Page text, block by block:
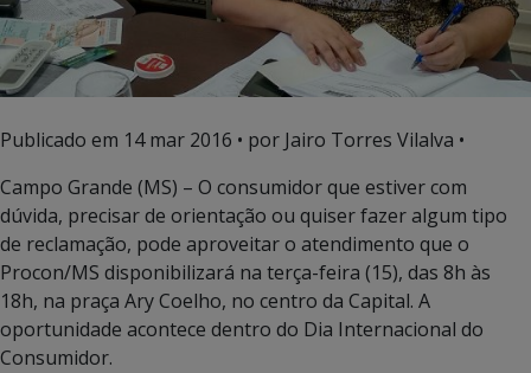
Publicado em 14 mar 2016 • por Jairo Torres Vilalva •
Campo Grande (MS) – O consumidor que estiver com
dúvida, precisar de orientação ou quiser fazer algum tipo
de reclamação, pode aproveitar o atendimento que o
Procon/MS disponibilizará na terça-feira (15), das 8h às
18h, na praça Ary Coelho, no centro da Capital. A
oportunidade acontece dentro do Dia Internacional do
Consumidor.